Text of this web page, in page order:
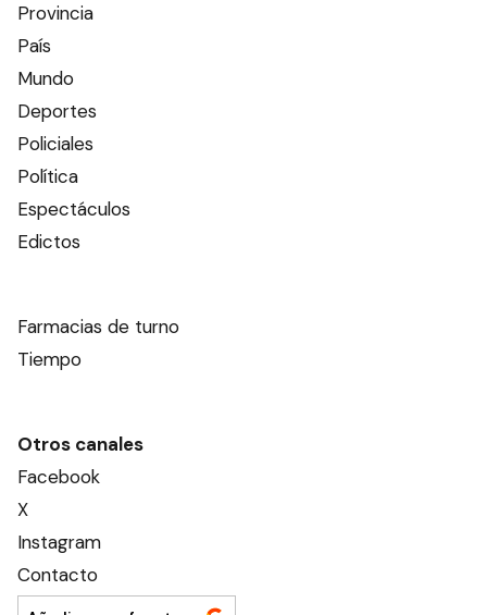
Provincia
País
Mundo
Deportes
Policiales
Política
Espectáculos
Edictos
Farmacias de turno
Tiempo
Otros canales
Facebook
X
Instagram
Contacto